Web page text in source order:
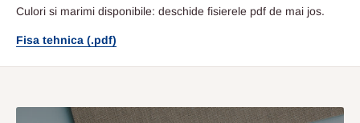
Culori si marimi disponibile: deschide fisierele pdf de mai jos.
Fisa tehnica (.pdf)